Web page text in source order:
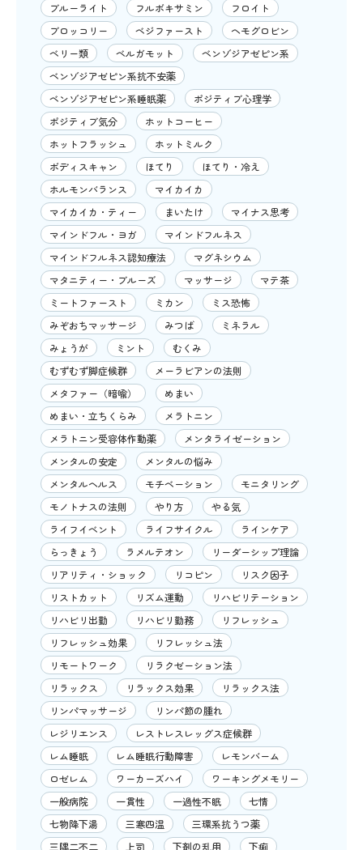
ブルーライト
フルボキサミン
フロイト
ブロッコリー
ベジファースト
ヘモグロビン
ベリー類
ベルガモット
ベンゾジアゼピン系
ベンゾジアゼピン系抗不安薬
ベンゾジアゼピン系睡眠薬
ポジティブ心理学
ポジティブ気分
ホットコーヒー
ホットフラッシュ
ホットミルク
ボディスキャン
ほてり
ほてり・冷え
ホルモンバランス
マイカイカ
マイカイカ・ティー
まいたけ
マイナス思考
マインドフル・ヨガ
マインドフルネス
マインドフルネス認知療法
マグネシウム
マタニティー・ブルーズ
マッサージ
マテ茶
ミートファースト
ミカン
ミス恐怖
みぞおちマッサージ
みつば
ミネラル
みょうが
ミント
むくみ
むずむず脚症候群
メーラビアンの法則
メタファー（暗喩）
めまい
めまい・立ちくらみ
メラトニン
メラトニン受容体作動薬
メンタライゼーション
メンタルの安定
メンタルの悩み
メンタルヘルス
モチベーション
モニタリング
モノトナスの法則
やり方
やる気
ライフイベント
ライフサイクル
ラインケア
らっきょう
ラメルテオン
リーダーシップ理論
リアリティ・ショック
リコピン
リスク因子
リストカット
リズム運動
リハビリテーション
リハビリ出勤
リハビリ勤務
リフレッシュ
リフレッシュ効果
リフレッシュ法
リモートワーク
リラクゼーション法
リラックス
リラックス効果
リラックス法
リンパマッサージ
リンパ節の腫れ
レジリエンス
レストレスレッグス症候群
レム睡眠
レム睡眠行動障害
レモンバーム
ロゼレム
ワーカーズハイ
ワーキングメモリー
一般病院
一貫性 一過性不眠
七情
七物降下湯
三寒四温
三環系抗うつ薬
三隅二不二
上司 下剤の乱用
下痢